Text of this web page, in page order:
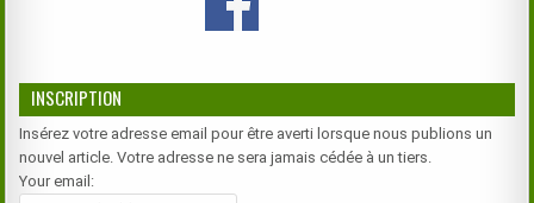
INSCRIPTION
Insérez votre adresse email pour être averti lorsque nous publions un
nouvel article. Votre adresse ne sera jamais cédée à un tiers.
Your email: